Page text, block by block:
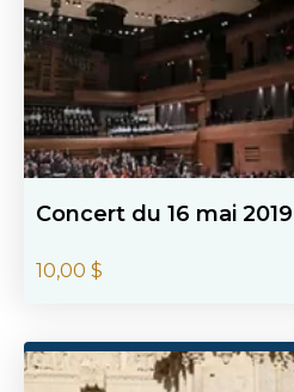
Concert du 16 mai 2019
$
10,00